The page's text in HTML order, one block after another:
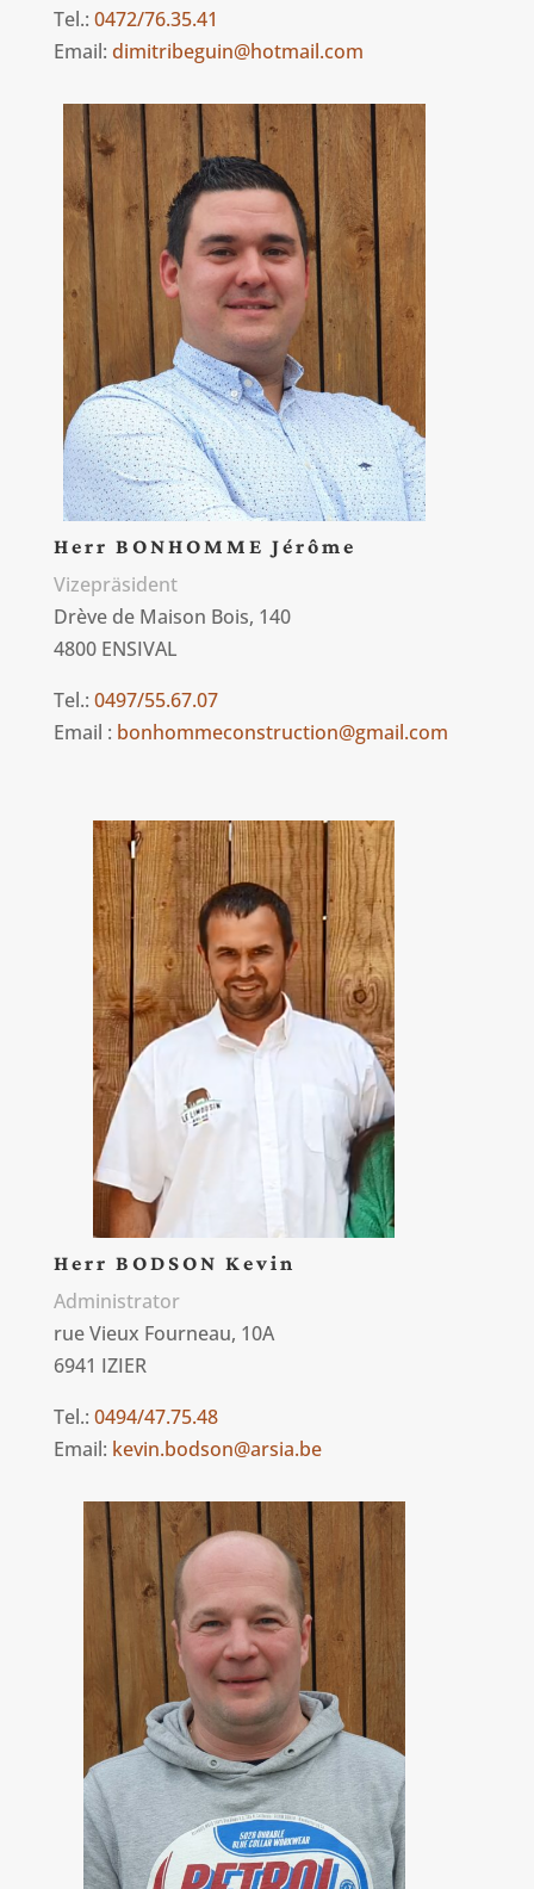
Tel.: 0472/76.35.41
Email: dimitribeguin@hotmail.com
Herr BONHOMME Jérôme
Vizepräsident
Drève de Maison Bois, 140
4800 ENSIVAL
Tel.: 0497/55.67.07
Email : bonhommeconstruction@gmail.com
Herr BODSON Kevin
Administrator
rue Vieux Fourneau, 10A
6941 IZIER
Tel.: 0494/47.75.48
Email: kevin.bodson@arsia.be